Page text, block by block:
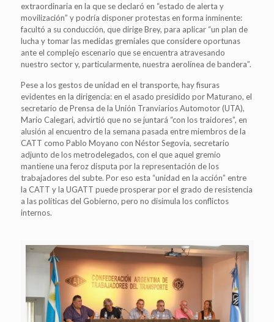
extraordinaria en la que se declaró en “estado de alerta y
movilización” y podría disponer protestas en forma inminente:
facultó a su conducción, que dirige Brey, para aplicar “un plan de
lucha y tomar las medidas gremiales que considere oportunas
ante el complejo escenario que se encuentra atravesando
nuestro sector y, particularmente, nuestra aerolínea de bandera”.
Pese a los gestos de unidad en el transporte, hay fisuras
evidentes en la dirigencia: en el asado presidido por Maturano, el
secretario de Prensa de la Unión Tranviarios Automotor (UTA),
Mario Calegari, advirtió que no se juntará “con los traidores”, en
alusión al encuentro de la semana pasada entre miembros de la
CATT como Pablo Moyano con Néstor Segovia, secretario
adjunto de los metrodelegados, con el que aquel gremio
mantiene una feroz disputa por la representación de los
trabajadores del subte. Por eso esta “unidad en la acción” entre
la CATT y la UGATT puede prosperar por el grado de resistencia
a las políticas del Gobierno, pero no disimula los conflictos
internos.